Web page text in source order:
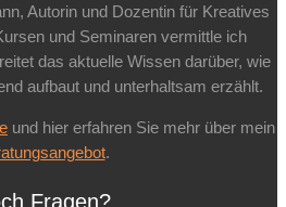
Autorin und Dozentin für Kreatives
und Seminaren vermittle ich
das aktuelle Wissen darüber, wie
aufbaut und unterhaltsam erzählt.
und hier erfahren Sie mehr über mein
.
Fragen?